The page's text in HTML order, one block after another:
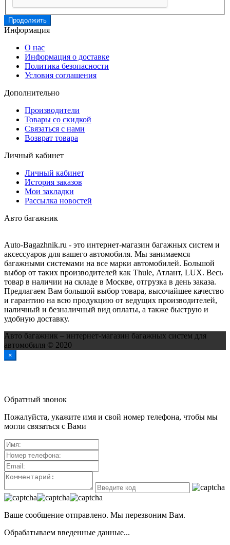
Продолжить
Информация
О нас
Информация о доставке
Политика безопасности
Условия соглашения
Дополнительно
Производители
Товары со скидкой
Связаться с нами
Возврат товара
Личный кабинет
Личный кабинет
История заказов
Мои закладки
Рассылка новостей
Авто багажник
Auto-Bagazhnik.ru - это интернет-магазин багажных систем и
аксессуаров для вашего автомобиля. Мы занимаемся
багажными системами на все марки автомобилей. Большой
выбор от таких производителей как Thule, Атлант, LUX. Весь
товар в наличии на складе в Москве, отгрузка в день заказа.
Предлагаем Вам большой выбор товара, высочайшее качество
и гарантию на всю продукцию от ведущих производителей,
наличный и безналичный вид оплаты, а также быструю и
удобную доставку.
Авто багажник – интернет-магазин багажных систем для
автомобиля © 2020
×
Обратный звонок
Пожалуйста, укажите имя и свой номер телефона, чтобы мы
могли связаться с Вами
Ваше сообщение отправлено. Мы перезвоним Вам.
Обрабатываем введенные данные...